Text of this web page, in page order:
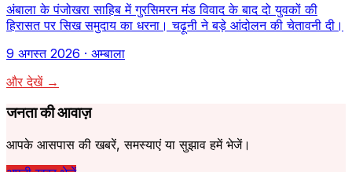
अंबाला के पंजोखरा साहिब में गुरसिमरन मंड विवाद के बाद दो युवकों की
हिरासत पर सिख समुदाय का धरना। चढ़ूनी ने बड़े आंदोलन की चेतावनी दी।
9 अगस्त 2026 · अम्बाला
और देखें →
जनता की आवाज़
आपके आसपास की खबरें, समस्याएं या सुझाव हमें भेजें।